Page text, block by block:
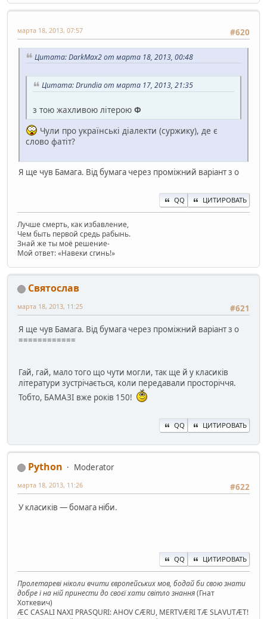
#620
марта 18, 2013, 07:57
Цитата: DarkMax2 от марта 18, 2013, 00:48
Цитата: Drundia от марта 17, 2013, 21:35
з тою жахливою літерою Ф
Чули про українські діалекти (суржику), де є
слово фатіт?
Я ще чув Бамага. Від бумага через проміжний варіант з о
QQ ЦИТИРОВАТЬ
Лучше смерть, как избавление,
Чем быть первой средь рабынь.
Знай же ты моё решение-
Мой ответ: «Навеки сгинь!»
Святослав
#621
марта 18, 2013, 11:25
Я ще чув Бамага. Від бумага через проміжний варіант з о
============
Гай, гай, мало того що чути могли, так ще й у класиків
літератури зустрічається, коли передавали просторіччя.
Тобто, БАМАЗІ вже років 150!
QQ ЦИТИРОВАТЬ
Python
Moderator
#622
марта 18, 2013, 11:26
У класиків — бомага ніби.
QQ ЦИТИРОВАТЬ
Пролетареві ніколи вчити європейських мов, бодай би свою знати
добре і на ній принести до своєї хати світло знання(Гнат
Хоткевич)
ÆC CASALI NAXI PRASQURI: AHOV CÆRU, MERTVÆRI TÆ SLAVUTÆT!